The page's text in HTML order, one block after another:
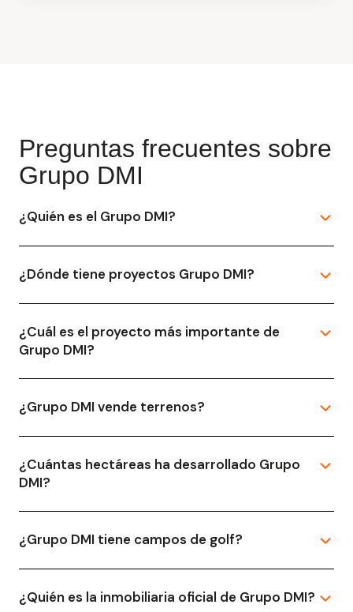
Preguntas frecuentes sobre
Grupo DMI
¿Quién es el Grupo DMI?
¿Dónde tiene proyectos Grupo DMI?
¿Cuál es el proyecto más importante de
Grupo DMI?
¿Grupo DMI vende terrenos?
¿Cuántas hectáreas ha desarrollado Grupo
DMI?
¿Grupo DMI tiene campos de golf?
¿Quién es la inmobiliaria oficial de Grupo DMI?